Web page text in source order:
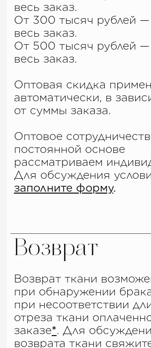
отреза ткани оплаченной в
заказе*. Для обсуждения
возврата ткани свяжитесь с
нами удобным для вас
способом в течение 14 дней со
дня получения заказа.
Заполните форму, и мы с
Не нашли ответ
на свой вопрос?
Имя
Телефон
+7
Каким способом с вами удобнее
связаться?
Звонок